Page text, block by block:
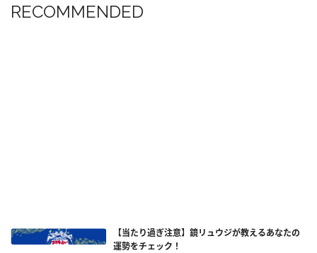
RECOMMENDED
【当たり過ぎ注意】鏡リュウジが教えるあなたの
運勢をチェック！